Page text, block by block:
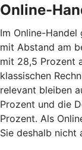
Online-
Im Online-
mit Abstand am
mit 28,5 Prozent
klassischen
relevant bleiben
Prozent und die
Prozent. Als
Sie deshalb nicht